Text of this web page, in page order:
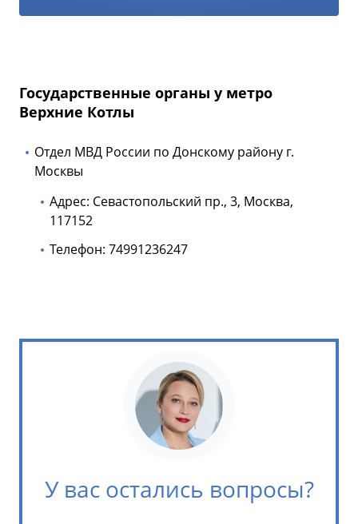
Государственные органы у метро
Верхние Котлы
Отдел МВД России по Донскому району г.
Москвы
Адрес: Севастопольский пр., 3, Москва,
117152
Телефон: 74991236247
У вас остались вопросы?